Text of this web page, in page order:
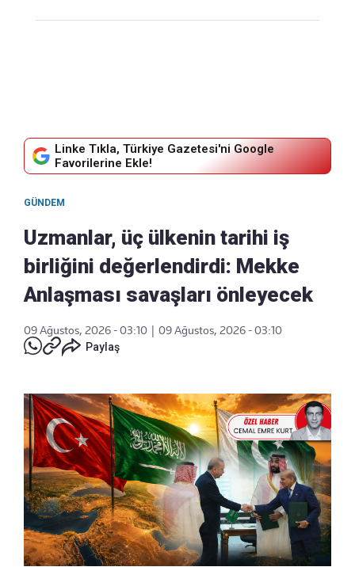
Linke Tıkla, Türkiye Gazetesi'ni Google
Favorilerine Ekle!
GÜNDEM
Uzmanlar, üç ülkenin tarihi iş
birliğini değerlendirdi: Mekke
Anlaşması savaşları önleyecek
09 Ağustos, 2026 - 03:10 | 09 Ağustos, 2026 - 03:10
Paylaş